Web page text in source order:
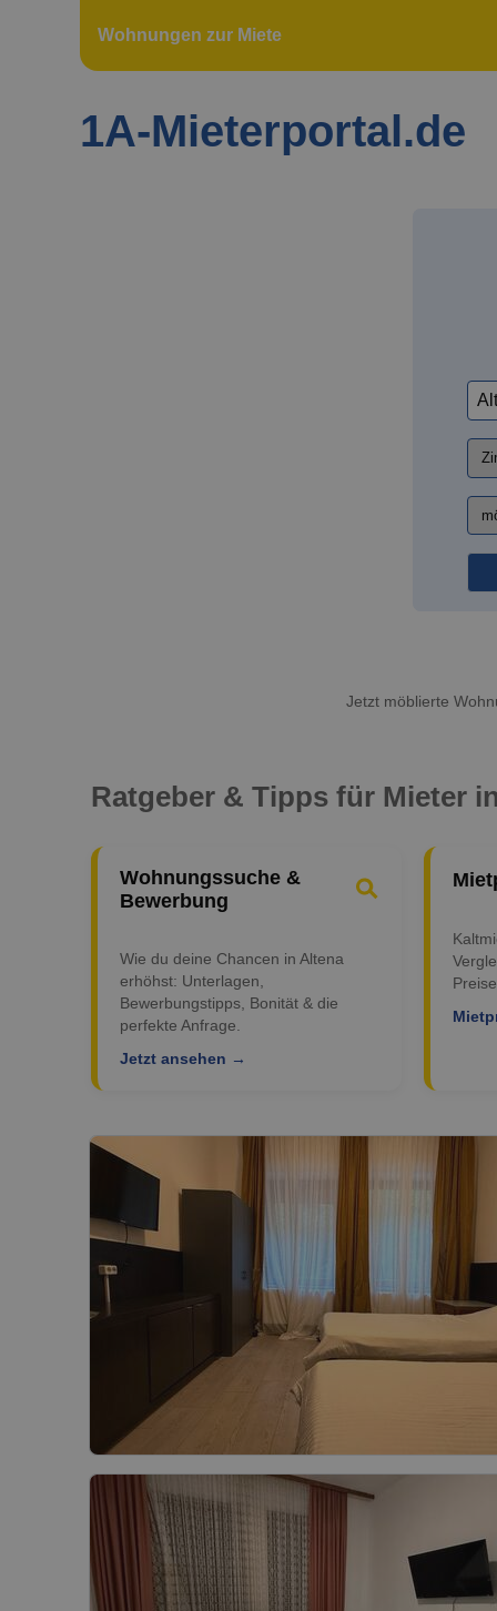
Wohnungen zur Miete
1A-Mieterportal.de
Jetzt möblierte
Ratgeber & Tipps für Mieter
Wohnungssuche &
Bewerbung
Wie du deine Chancen in Altena
erhöhst: Unterlagen,
Bewerbungstipps, Bonität & die
perfekte Anfrage.
Jetzt ansehen →